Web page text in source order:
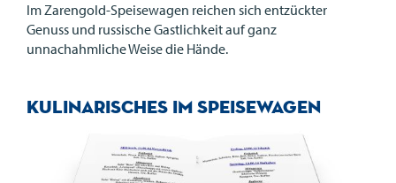
Im Zarengold-Speisewagen reichen sich entzückter
Genuss und russische Gastlichkeit auf ganz
unnachahmliche Weise die Hände.
Kulinarisches im Speisewagen